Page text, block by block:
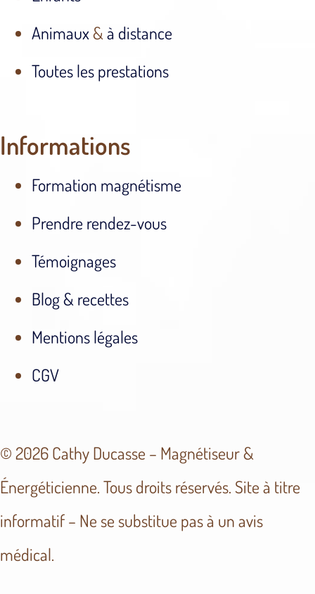
Animaux&à distance
Toutes les prestations
Informations
Formation magnétisme
Prendre rendez-vous
Témoignages
Blog & recettes
Mentions légales
CGV
© 2026 Cathy Ducasse – Magnétiseur &
Énergéticienne. Tous droits réservés. Site à titre
informatif – Ne se substitue pas à un avis
médical.